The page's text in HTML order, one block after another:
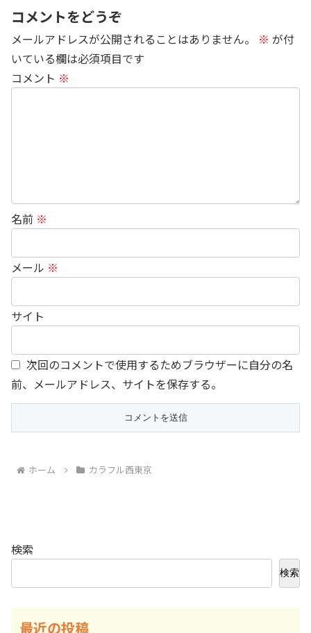
コメントをどうぞ
メールアドレスが公開されることはありません。 ※ が付
いている欄は必須項目です
コメント ※
名前 ※
メール ※
サイト
次回のコメントで使用するためブラウザーに自分の名
前、メールアドレス、サイトを保存する。
ホーム カラフル西東京
検索
検索
最近の投稿